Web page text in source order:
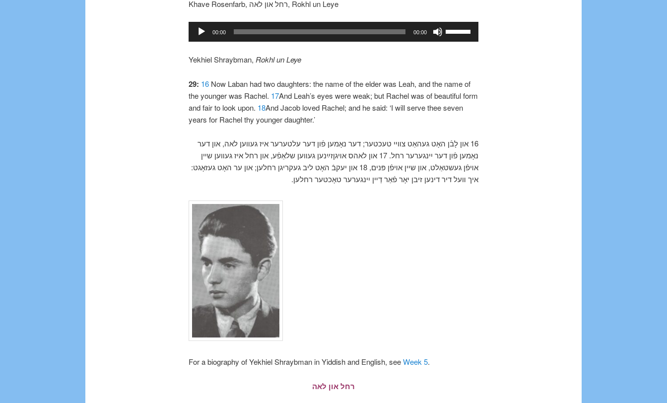
Khave Rosenfarb, רחל און לאה, Rokhl un Leye
Audio
Player
00:00 00:00
increase
or
decrease
Yekhiel Shraybman, Rokhl un Leye
29: 16 Now Laban had two daughters: the name of the elder was Leah, and the name of
the younger was Rachel. 17And Leah’s eyes were weak; but Rachel was of beautiful form
and fair to look upon. 18And Jacob loved Rachel; and he said: ‘I will serve thee seven
years for Rachel thy younger daughter.’
16 און לָבֿן האָט געהאַט צװײ טעכטער; דער נאָמען פֿון דער עלטערער איז געװען לאה, און דער
נאָמען פֿון דער יִינגערער רחל. 17 און לאהס אױגןזײַנען געװען שלאַפֿע, און רחל איז געװען שײן
אױפֿן געשטאַלט, און שײן אױפֿן פּנים, 18 און יעקבֿ האָט ליב געקריגן רחלען; און ער האָט געזאָגט:
איך װעל דיר דינען זיבן יאָר פֿאַר דַײן יִינגערער טאָכטער רחלען.
For a biography of Yekhiel Shraybman in Yiddish and English, seeWeek 5.
רחל און לאה